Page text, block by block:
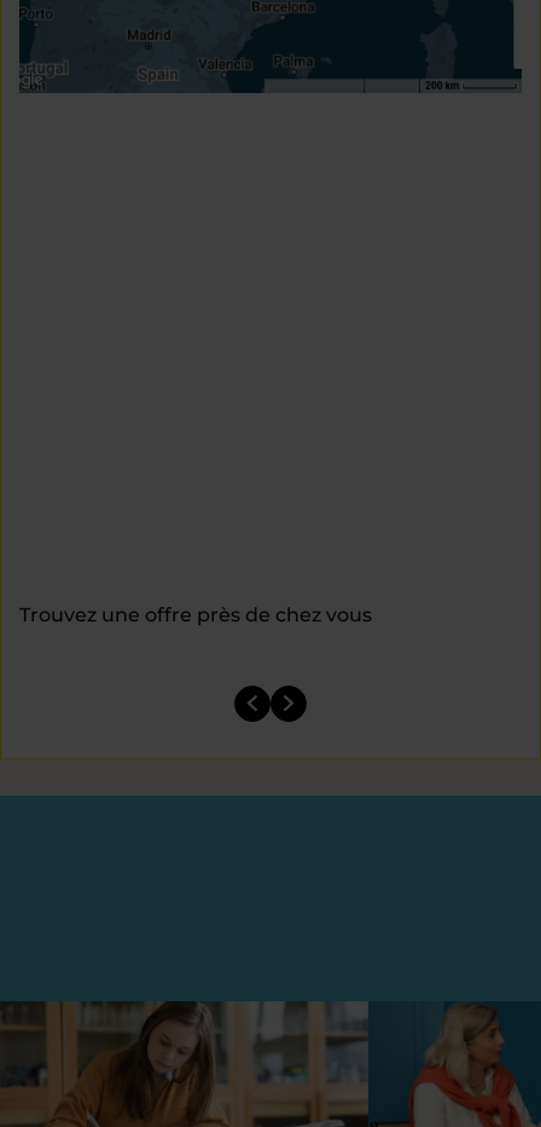
Trouvez une offre près de chez vous